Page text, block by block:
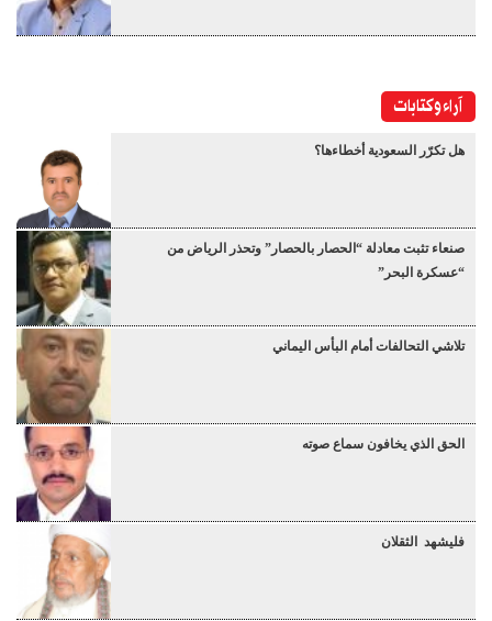
آراء وكتابات
هل تكرّر السعودية أخطاءها؟
صنعاء تثبت معادلة “الحصار بالحصار” وتحذر الرياض من
“عسكرة البحر”
تلاشي التحالفات أمام البأس اليماني
الحق الذي يخافون سماع صوته
فليشهد الثقلان